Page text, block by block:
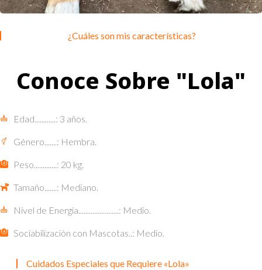
¿Cuáles son mis características?
Conoce Sobre "Lola"
Edad............: 3 años.
Género.......: Hembra.
Peso.............: 20 kg.
Tamaño.......: Mediano.
Nivel de Energía.......................: Medio.
Sociabilización con Mascotas..: Medio.
Cuidados Especiales que Requiere «Lola»